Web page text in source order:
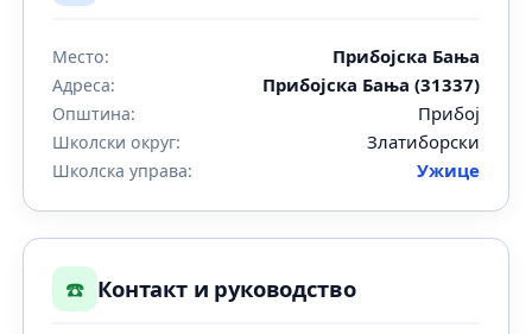
Место: Прибојска Бања
Адреса: Прибојска Бања (31337)
Општина: Прибој
Школски округ: Златиборски
Школска управа: Ужице
☎️ Контакт и руководство